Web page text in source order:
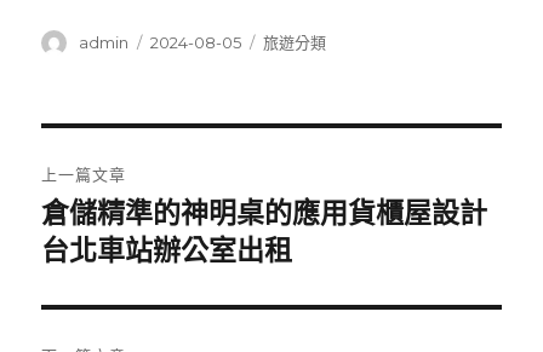
作
admin
發
2024-08-05
分
旅遊分類
章
導
覽
上一篇文章
上
一
文
章:
倉儲精準的神明桌的應用貨櫃屋設計
台北車站辦公室出租